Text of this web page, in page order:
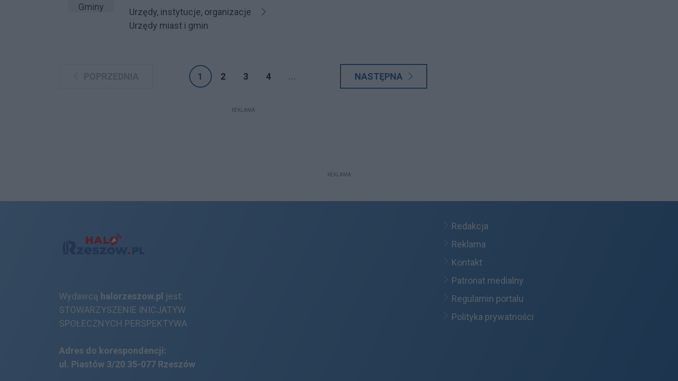
Urzędy, instytucje, organizacje
Urzędy miast i gmin
1 2 3 4 ... NASTĘPNA
REKLAMA
REKLAMA
Wydawcą halorzeszow.pl jest:
STOWARZYSZENIE INICJATYW
SPOŁECZNYCH PERSPEKTYWA
Adres do korespondencji:
ul. Piastów 3/20 35-077 Rzeszów
Redakcja
Reklama
Kontakt
Patronat medialny
Regulamin portalu
Polityka prywatności